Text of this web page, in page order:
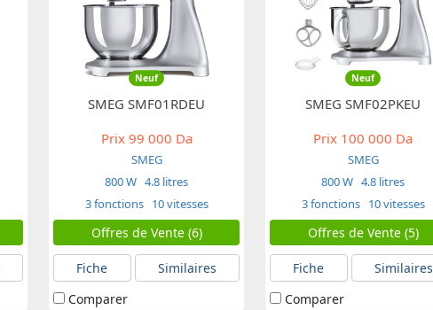
Neuf
SMEG SMF01RDEU
Prix99 000 Da
SMEG
800 W 4.8 litres
3 fonctions 10 vitesses
Offres de Vente (6)
Fiche
Similaires
Comparer
Neuf
SMEG SMF02PKEU
Prix 100 000 Da
SMEG
800 W 4.8 litres
3 fonctions 10 vitesses
Offres de Vente (5)
Fiche
Similaires
Comparer